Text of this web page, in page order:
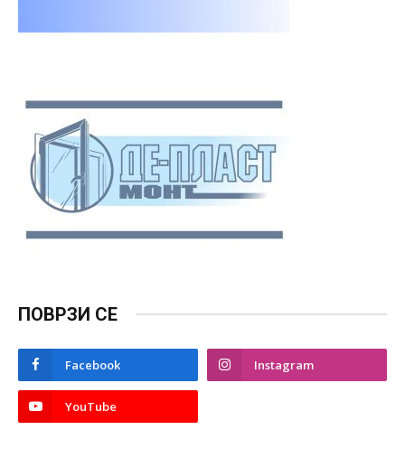
ПОВРЗИ СЕ
Facebook Instagram
YouTube